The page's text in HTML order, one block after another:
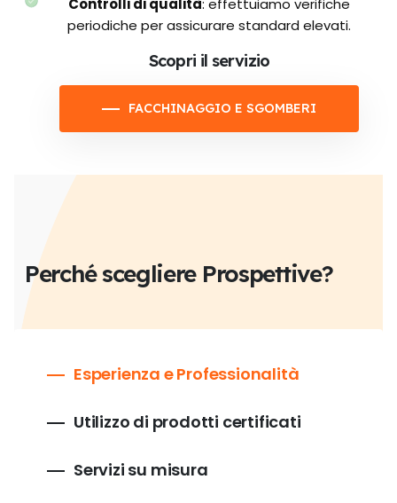
Controlli di qualità: effettuiamo verifiche
periodiche per assicurare standard elevati.
Scopri il servizio
FACCHINAGGIO E SGOMBERI
Perché scegliere Prospettive?
Esperienza e Professionalità
Utilizzo di prodotti certificati
Servizi su misura